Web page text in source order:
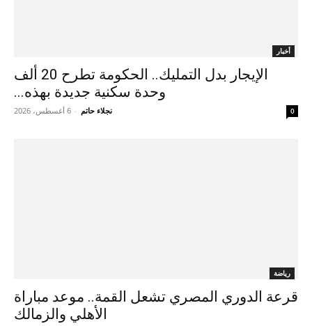
أخبار
الإيجار بدل التمليك.. الحكومة تطرح 20 ألف
وحدة سكنية جديدة بهذه...
نجلاء حاتم - 6 أغسطس، 2026 0
رياضة
قرعة الدوري المصري تشعل القمة.. موعد مباراة
الأهلي والزمالك